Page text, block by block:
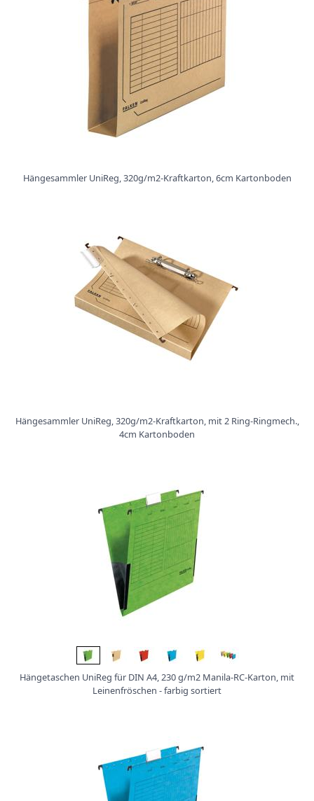
Hängesammler UniReg, 320g/m2-Kraftkarton, 6cm Kartonboden
Hängesammler UniReg, 320g/m2-Kraftkarton, mit 2 Ring-Ringmech.,
4cm Kartonboden
Hängetaschen UniReg für DIN A4, 230 g/m2 Manila-RC-Karton, mit
Leinenfröschen - farbig sortiert